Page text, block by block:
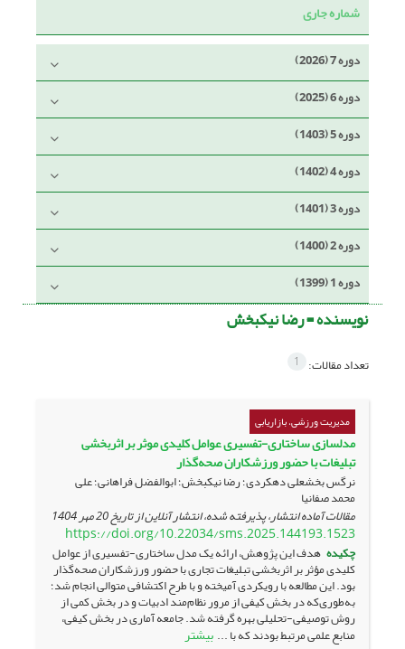
شماره جاری
دوره 7 (2026)
دوره 6 (2025)
دوره 5 (1403)
دوره 4 (1402)
دوره 3 (1401)
دوره 2 (1400)
دوره 1 (1399)
نویسنده =رضا نیکبخش
تعداد مقالات: 1
مدیریت ورزشی، بازاریابی
مدلسازی ساختاری-تفسیری عوامل کلیدی موثر بر اثربخشی
تبلیغات با حضور ورزشکاران صحه‌گذار
نرگس بخشعلی دهکردی؛ رضا نیکبخش؛ ابوالفضل فراهانی؛ علی
محمد صفانیا
مقالات آماده انتشار، پذیرفته شده، انتشار آنلاین از تاریخ20 مهر 1404
https://doi.org/10.22034/sms.2025.144193.1523
چکیده هدف این پژوهش، ارائه یک مدل ساختاری-تفسیری از عوامل
کلیدی مؤثر بر اثربخشی تبلیغات تجاری با حضور ورزشکاران صحه‌گذار
بود. این مطالعه با رویکردی آمیخته و با طرح اکتشافی متوالی انجام شد؛
به‌طوری‌که در بخش کیفی از مرور نظام‌مند ادبیات و در بخش کمی از
روش توصیفی-تحلیلی بهره گرفته شد. جامعه آماری در بخش کیفی،
منابع علمی مرتبط بودند که با ... بیشتر